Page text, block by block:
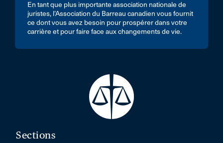
En tant que plus importante association nationale de
juristes, l’Association du Barreau canadien vous fournit
ce dont vous avez besoin pour prospérer dans votre
carrière et pour faire face aux changements de vie.
Sections